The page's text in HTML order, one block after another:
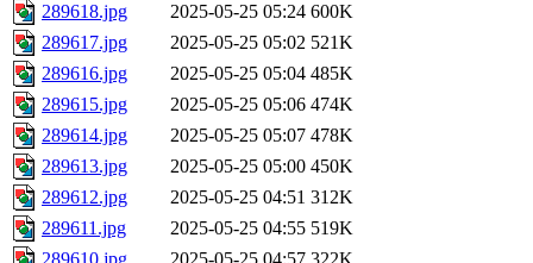
289618.jpg
2025-05-25 05:24 600K
289617.jpg
2025-05-25 05:02 521K
289616.jpg
2025-05-25 05:04 485K
289615.jpg
2025-05-25 05:06 474K
289614.jpg
2025-05-25 05:07 478K
289613.jpg
2025-05-25 05:00 450K
289612.jpg
2025-05-25 04:51 312K
289611.jpg
2025-05-25 04:55 519K